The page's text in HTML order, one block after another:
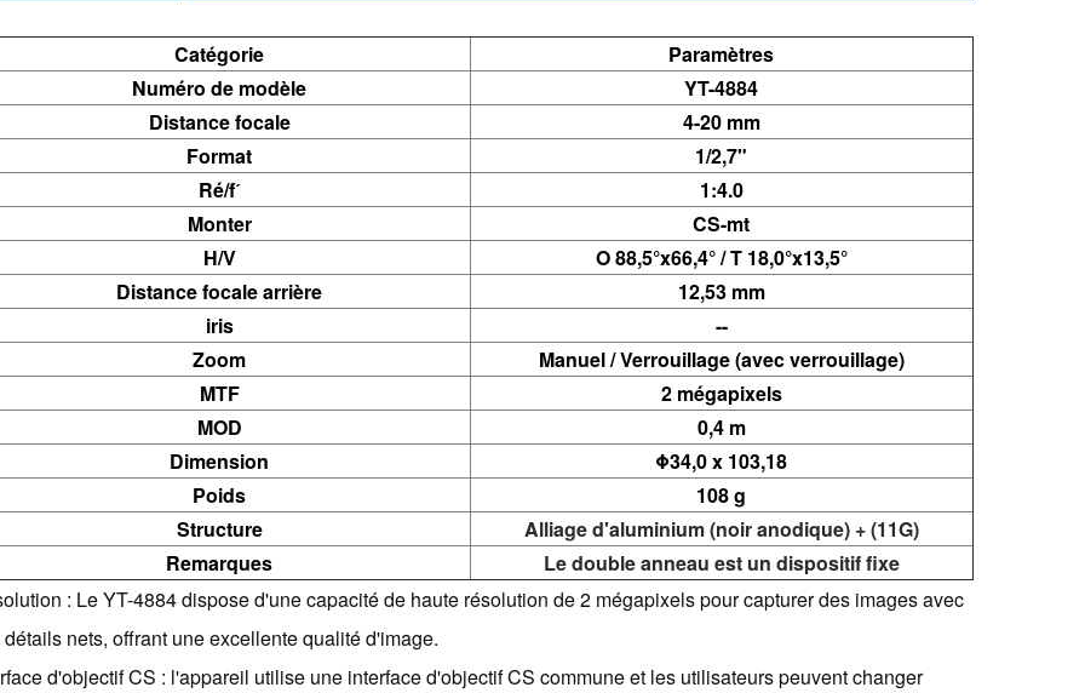
Catégorie
Paramètres
Numéro de modèle
YT-4884
Distance focale
4-20 mm
Format
1/2,7"
Ré/fˊ
1:4.0
Monter
CS-mt
H/V
O 88,5°x66,4° / T 18,0°x13,5°
Distance focale arrière
12,53 mm
iris
--
Zoom
Manuel / Verrouillage (avec verrouillage)
MTF
2 mégapixels
MOD
0,4 m
Dimension
Φ34,0 x 103,18
Poids
108 g
Structure
Alliage d'aluminium (noir anodique) + (11G)
Remarques
Le double anneau est un dispositif fixe
: Le YT-4884 dispose d'une capacité de haute résolution de 2 mégapixels pour capturer des images avec
nets, offrant une excellente qualité d'image.
d'objectif CS : l'appareil utilise une interface d'objectif CS commune et les utilisateurs peuvent changer